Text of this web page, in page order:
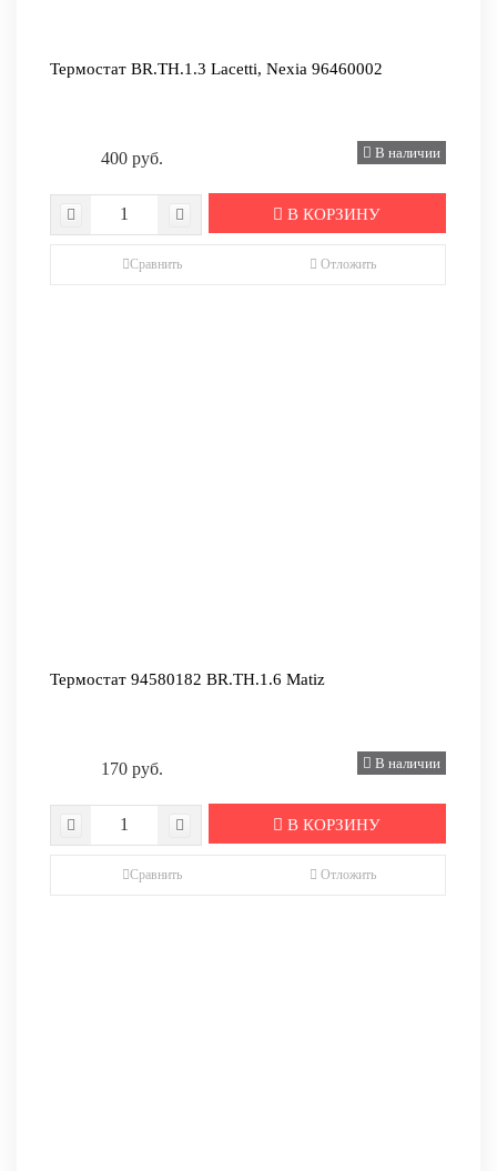
Термостат BR.TH.1.3 Lacetti, Nexia 96460002
400 руб. В наличии
В КОРЗИНУ
Сравнить Отложить
Термостат 94580182 BR.TH.1.6 Matiz
170 руб. В наличии
В КОРЗИНУ
Сравнить Отложить